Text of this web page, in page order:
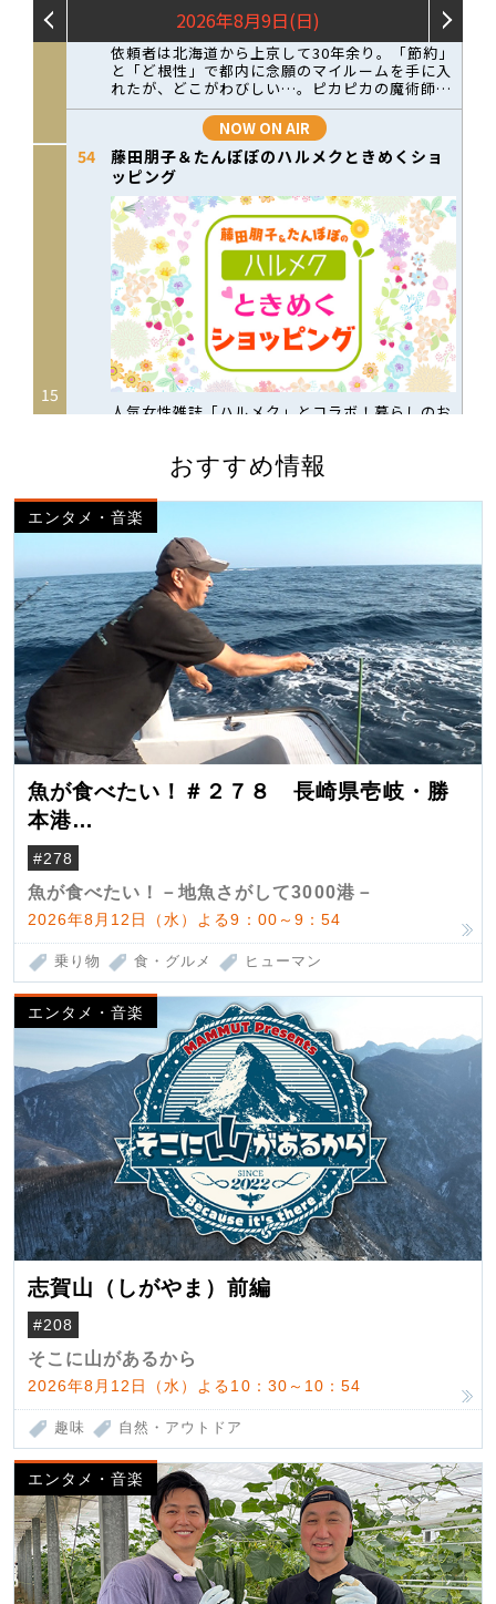
おすすめ情報
エンタメ・音楽
魚が食べたい！＃２７８ 長崎県壱岐・勝
本港
（クロマグロ）
#278
魚が食べたい！－地魚さがして3000港－
2026年8月12日（水）よる9：00～9：54
乗り物 食・グルメ ヒューマン
エンタメ・音楽
志賀山（しがやま）前編
#208
そこに山があるから
2026年8月12日（水）よる10：30～10：54
趣味 自然・アウトドア
エンタメ・音楽